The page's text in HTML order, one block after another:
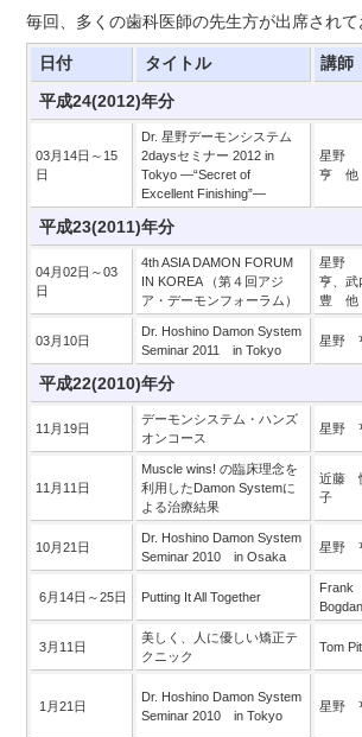
毎回、多くの歯科医師の先生方が出席されて
日付 タイトル 講師
平成24(2012)年分
03月14日～15
日
Dr. 星野デーモンシステム
2daysセミナー 2012 in
Tokyo ―“Secret of
Excellent Finishing”―
星野
亨 他
平成23(2011)年分
04月02日～03
日
4th ASIA DAMON FORUM
IN KOREA （第４回アジ
ア・デーモンフォーラム）
星野
亨、武
豊 他
03月10日
Dr. Hoshino Damon System
Seminar 2011 in Tokyo
星野
平成22(2010)年分
11月19日
デーモンシステム・ハンズ
オンコース
星野
11月11日
Muscle wins! の臨床理念を
利用したDamon Systemに
よる治療結果
近藤
子
10月21日
Dr. Hoshino Damon System
Seminar 2010 in Osaka
星野
6月14日～25日 Putting It All Together
Frank
Bogdan
3月11日
美しく、人に優しい矯正テ
クニック
Tom
1月21日
Dr. Hoshino Damon System
Seminar 2010 in Tokyo
星野